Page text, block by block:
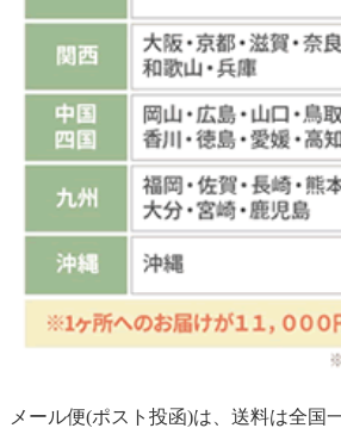
メール便(ポスト投函)は、送料は全国